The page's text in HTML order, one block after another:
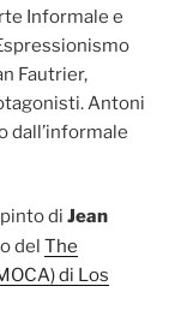
Informale e
Fautrier,
Antoni
dall’informale
di Jean
del The
di Los